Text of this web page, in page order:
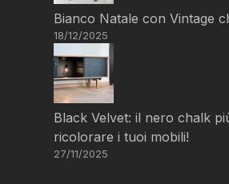
Bianco Natale con Vintage
18/12/2025
Black Velvet: il nero chalk
ricolorare i tuoi mobili!
27/11/2025